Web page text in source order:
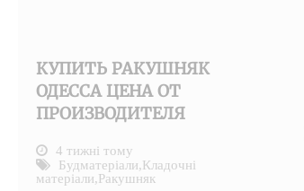
КУПИТЬ РАКУШНЯК
ОДЕССА ЦЕНА ОТ
ПРОИЗВОДИТЕЛЯ
4 тижні тому
Будматеріали,Кладочні
матеріали,Ракушняк